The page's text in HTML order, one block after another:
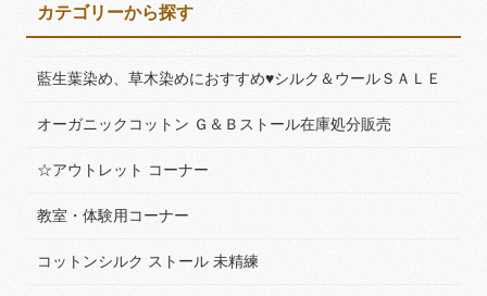
カテゴリーから探す
藍生葉染め、草木染めにおすすめ♥シルク＆ウールＳＡＬＥ
オーガニックコットン Ｇ＆Ｂストール在庫処分販売
☆アウトレット コーナー
教室・体験用コーナー
コットンシルク ストール 未精練